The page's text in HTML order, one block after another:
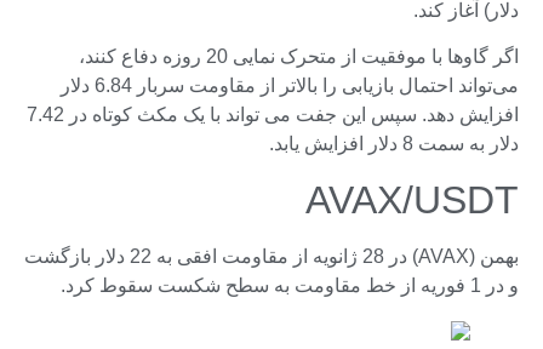
دلار) آغاز کند.
اگر گاوها با موفقیت از متحرک نمایی 20 روزه دفاع کنند،
می‌تواند احتمال بازیابی را بالاتر از مقاومت سربار 6.84 دلار
افزایش دهد. سپس این جفت می تواند با یک مکث کوتاه در 7.42
دلار به سمت 8 دلار افزایش یابد.
AVAX/USDT
بهمن (AVAX) در 28 ژانویه از مقاومت افقی به 22 دلار بازگشت
و در 1 فوریه از خط مقاومت به سطح شکست سقوط کرد.